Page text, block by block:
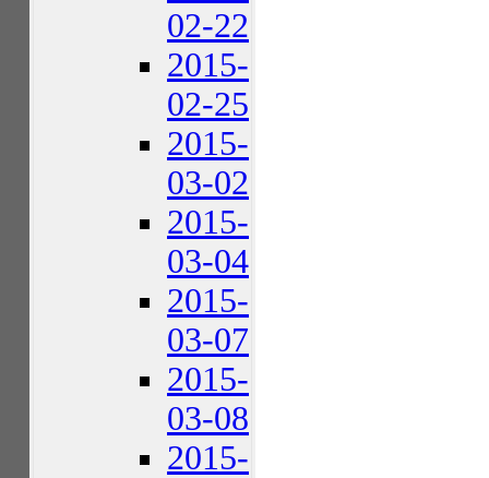
02-22
2015-
02-25
2015-
03-02
2015-
03-04
2015-
03-07
2015-
03-08
2015-